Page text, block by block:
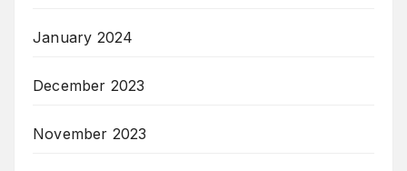
January 2024
December 2023
November 2023